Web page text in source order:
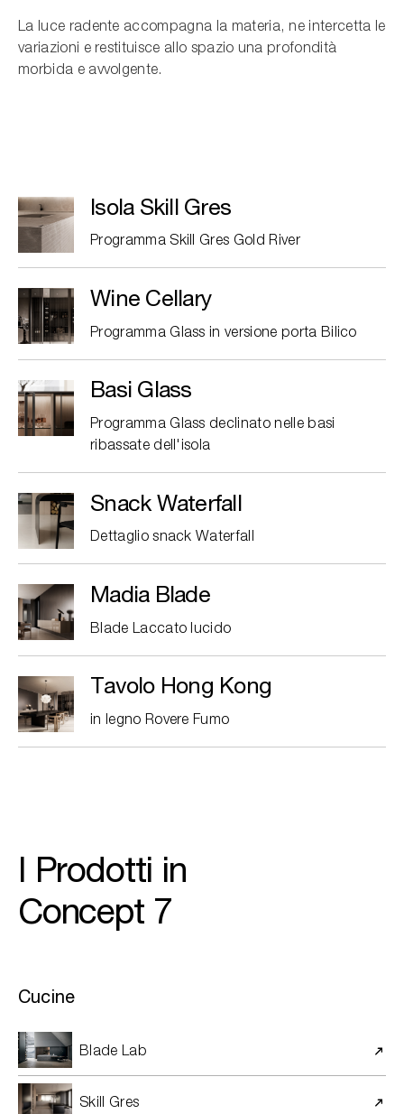
La luce radente accompagna la materia, ne intercetta le
variazioni e restituisce allo spazio una profondità
morbida e avvolgente.
Isola Skill Gres
Programma Skill Gres Gold River
Wine Cellary
Programma Glass in versione porta Bilico
Basi Glass
Programma Glass declinato nelle basi
ribassate dell'isola
Snack Waterfall
Dettaglio snack Waterfall
Madia Blade
Blade Laccato lucido
Tavolo Hong Kong
in legno Rovere Fumo
I Prodotti in
Concept 7
Cucine
Blade Lab
Skill Gres